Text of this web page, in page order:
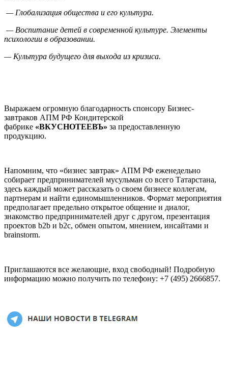
— Глобализация общества и его культура.
— Воспитание детей в современной культуре. Элементы
психологии в образовании.
— Культура будущего для выхода из кризиса.
Выражаем огромную благодарность спонсору Бизнес-
завтраков АПМ РФ Кондитерской
фабрике «ВКУСНОТЕЕВЪ» за предоставленную
продукцию.
Напомним, что «бизнес завтрак» АПМ РФ еженедельно
собирает предпринимателей мусульман со всего Татарстана,
здесь каждый может рассказать о своем бизнесе коллегам,
партнерам и найти единомышленников. Формат мероприятия
предполагает предельно открытое общение и диалог,
знакомство предпринимателей друг с другом, презентация
проектов b2b и b2с, обмен опытом, мнением, инсайтами и
brainstorm.
Приглашаются все желающие, вход свободный! Подробную
информацию можно получить по телефону: +7 (495) 2666857.